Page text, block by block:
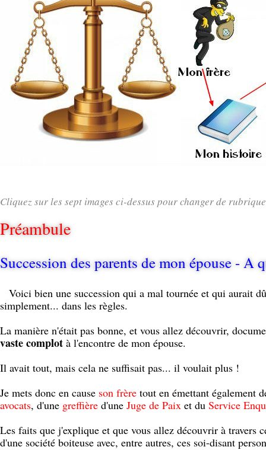
Cliquez sur les sept images ci-dessus pour changer de
Préambule
Succession des parents de mon épouse - A
Voici bien une succession qui a mal tournée et qui aurait
simplement... dans les règles.
La manière n'était pas bonne, et vous allez découvrir,
vaste complot à l'encontre de mon épouse.
Il avait tout, mais cela ne suffisait pas... il voulait plus !
Je mets donc en cause son frère tout en émettant également
avocats, d'une greffière d'une Juge de Paix et du Service
Les faits que j'explique et que vous allez découvrir à travers
d'une société boiteuse avec, entre autres, ces soi-disant